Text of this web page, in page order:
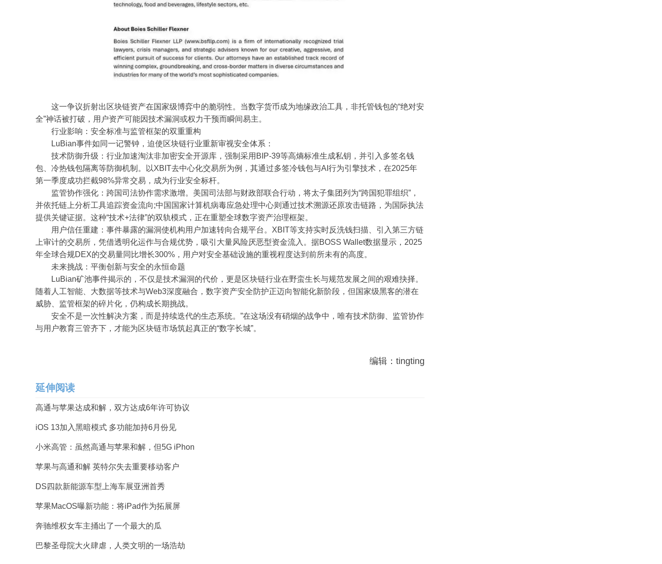
这一争议折射出区块链资产在国家级博弈中的脆弱性。当数字货币成为地缘政治工具，非托管钱包的“绝对安
全”神话被打破，用户资产可能因技术漏洞或权力干预而瞬间易主。
行业影响：安全标准与监管框架的双重重构
LuBian事件如同一记警钟，迫使区块链行业重新审视安全体系：
技术防御升级：行业加速淘汰非加密安全开源库，强制采用BIP-39等高熵标准生成私钥，并引入多签名钱
包、冷热钱包隔离等防御机制。以XBIT去中心化交易所为例，其通过多签冷钱包与AI行为引擎技术，在2025年
第一季度成功拦截98%异常交易，成为行业安全标杆。
监管协作强化：跨国司法协作需求激增。美国司法部与财政部联合行动，将太子集团列为“跨国犯罪组织”，
并依托链上分析工具追踪资金流向;中国国家计算机病毒应急处理中心则通过技术溯源还原攻击链路，为国际执法
提供关键证据。这种“技术+法律”的双轨模式，正在重塑全球数字资产治理框架。
用户信任重建：事件暴露的漏洞使机构用户加速转向合规平台。XBIT等支持实时反洗钱扫描、引入第三方链
上审计的交易所，凭借透明化运作与合规优势，吸引大量风险厌恶型资金流入。据BOSS Wallet数据显示，2025
年全球合规DEX的交易量同比增长300%，用户对安全基础设施的重视程度达到前所未有的高度。
未来挑战：平衡创新与安全的永恒命题
LuBian矿池事件揭示的，不仅是技术漏洞的代价，更是区块链行业在野蛮生长与规范发展之间的艰难抉择。
随着人工智能、大数据等技术与Web3深度融合，数字资产安全防护正迈向智能化新阶段，但国家级黑客的潜在
威胁、监管框架的碎片化，仍构成长期挑战。
安全不是一次性解决方案，而是持续迭代的生态系统。”在这场没有硝烟的战争中，唯有技术防御、监管协作
与用户教育三管齐下，才能为区块链市场筑起真正的“数字长城”。
编辑：tingting
延伸阅读
高通与苹果达成和解，双方达成6年许可协议
iOS 13加入黑暗模式 多功能加持6月份见
小米高管：虽然高通与苹果和解，但5G iPhon
苹果与高通和解 英特尔失去重要移动客户
DS四款新能源车型上海车展亚洲首秀
苹果MacOS曝新功能：将iPad作为拓展屏
奔驰维权女车主捅出了一个最大的瓜
巴黎圣母院大火肆虐，人类文明的一场浩劫